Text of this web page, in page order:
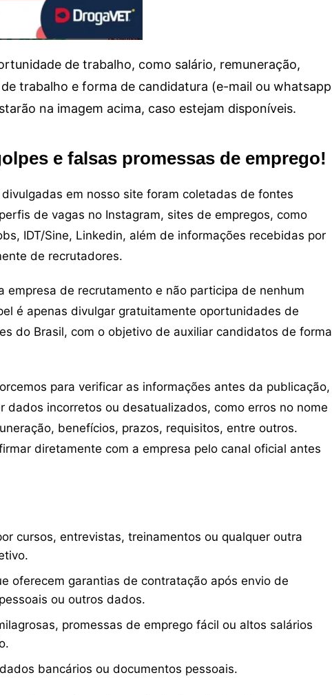
de trabalho, como salário, remuneração,
trabalho e forma de candidatura (e-mail ou whatsapp
na imagem acima, caso estejam disponíveis.
e falsas promessas de emprego!
em nosso site foram coletadas de fontes
de vagas no Instagram, sites de empregos, como
IDT/Sine, Linkedin, além de informações recebidas por
de recrutadores.
empresa de recrutamento e não participa de nenhum
é apenas divulgar gratuitamente oportunidades de
do Brasil, com o objetivo de auxiliar candidatos de forma
para verificar as informações antes da publicação,
dados incorretos ou desatualizados, como erros no nome
benefícios, prazos, requisitos, entre outros.
diretamente com a empresa pelo canal oficial antes
cursos, entrevistas, treinamentos ou qualquer outra
oferecem garantias de contratação após envio de
ou outros dados.
promessas de emprego fácil ou altos salários
bancários ou documentos pessoais.